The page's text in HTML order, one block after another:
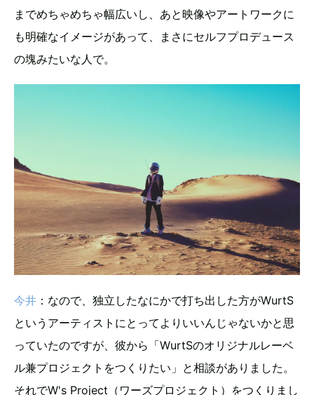
までめちゃめちゃ幅広いし、あと映像やアートワークに
も明確なイメージがあって、まさにセルフプロデュース
の塊みたいな人で。
今井 ：なので、独立したなにかで打ち出した方がWurtS
というアーティストにとってよりいいんじゃないかと思
っていたのですが、彼から「WurtSのオリジナルレーベ
ル兼プロジェクトをつくりたい」と相談がありました。
それでW's Project（ワーズプロジェクト）をつくりまし